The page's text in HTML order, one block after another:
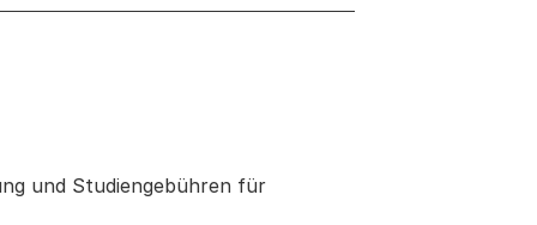
und Studiengebühren für